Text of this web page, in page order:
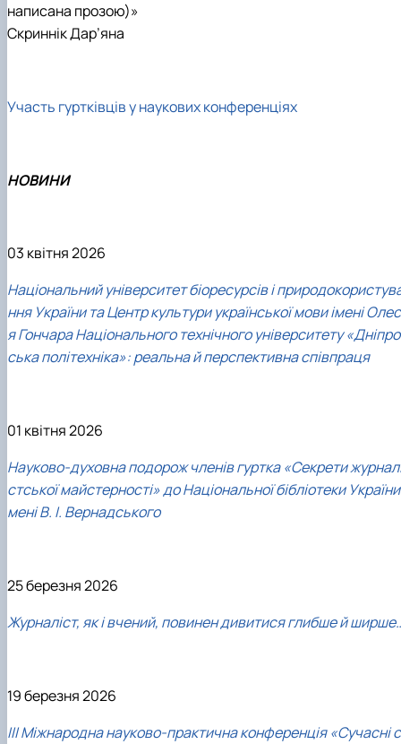
написана прозою)»
Скриннік Дар’яна
Участь гуртківців у наукових конференціях
НОВИНИ
03 квітня 2026
Національний університет біоресурсів і
ння України та Центр культури української мови імені Олес
я Гончара Національного технічного університету
ська політехніка»: реальна й перспективна співпраця
01 квітня 2026
Науково-духовна подорож членів гуртка «Секрети
стської майстерності» до Національної бібліотеки України
мені В. І. Вернадського
25 березня 2026
Журналіст, як і вчений, повинен дивитися глибше й
19 березня 2026
ІІІ Міжнародна науково-практична конференція «Сучасні с